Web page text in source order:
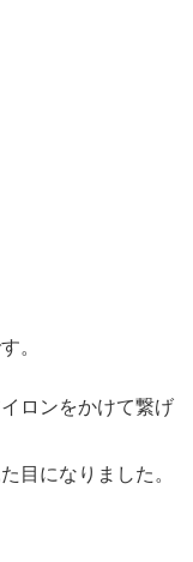
。
ロンをかけて繋げ
目になりました。